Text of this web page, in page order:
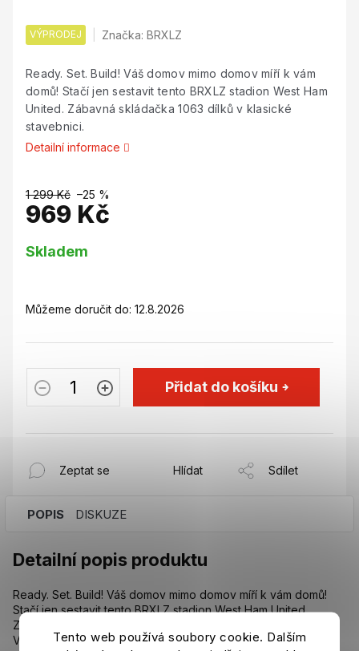
Tento web používá soubory cookie. Dalším
VÝPRODEJ Značka:BRXLZ
Ready. Set. Build! Váš domov mimo domov míří k vám
domů! Stačí jen sestavit tento BRXLZ stadion West Ham
United. Zábavná skládačka 1063 dílků v klasické
stavebnici.
Detailní informace
1 299 Kč –25 %
969 Kč
cena:
Skladem
Můžeme doručit do: 12.8.2026
Přidat do košíku
Zeptat se Hlídat Sdílet
POPIS DISKUZE
Detailní popis produktu
Ready. Set. Build! Váš domov mimo domov míří k vám domů!
Stačí jen sestavit tento BRXLZ stadion West Ham United.
Zábavná skládačka 1063 dílků v klasické stavebnici.
Vhodné pro děti 12+.